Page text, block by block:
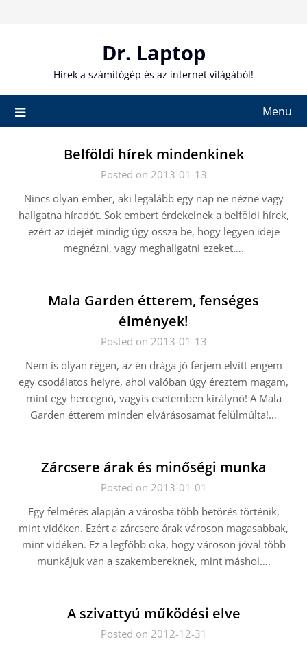
Dr. Laptop
Hírek a számítógép és az internet világából!
Menu
Belföldi hírek mindenkinek
Posted on 2013-01-13
Nincs olyan ember, aki legalább egy nap ne nézne vagy
hallgatna híradót. Sok embert érdekelnek a belföldi hírek,
ezért az idejét mindig úgy ossza be, hogy legyen ideje
megnézni, vagy meghallgatni ezeket….
Mala Garden étterem, fenséges
élmények!
Posted on 2013-01-13
Nem is olyan régen, az én drága jó férjem elvitt engem
egy csodálatos helyre, ahol valóban úgy éreztem magam,
mint egy hercegnő, vagyis esetemben királynő! A Mala
Garden étterem minden elvárásosamat felülmúlta!…
Zárcsere árak és minőségi munka
Posted on 2013-01-01
Egy felmérés alapján a városba több betörés történik,
mint vidéken. Ezért a zárcsere árak városon magasabbak,
mint vidéken. Ez a legfőbb oka, hogy városon jóval több
munkájuk van a szakembereknek, mint máshol….
A szivattyú működési elve
Posted on 2012-12-31